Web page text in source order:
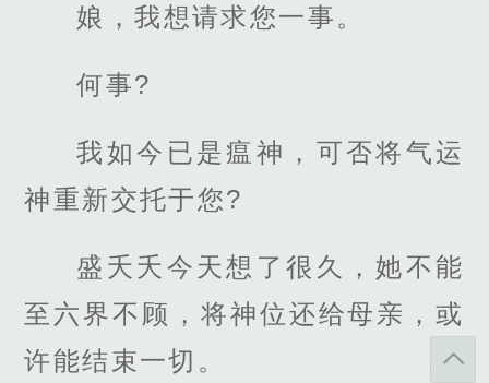
娘，我想请求您一事。
何事?
我如今已是瘟神，可否将气运
神重新交托于您?
盛夭夭今天想了很久，她不能
至六界不顾，将神位还给母亲，或
许能结束一切。